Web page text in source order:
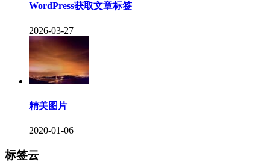
WordPress获取文章标签
2026-03-27
精美图片
2020-01-06
标签云